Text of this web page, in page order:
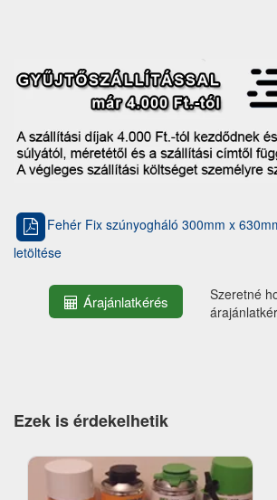
Fehér Fix szúnyogháló 300mm x
letöltése
Árajánlatkérés
Szeretné
Ezek is érdekelhetik